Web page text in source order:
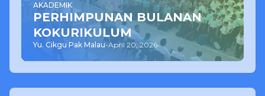
AKADEMIK
PERHIMPUNAN BULANAN
KOKURIKULUM
Yu. Cikgu Pak Malau-April 20, 2026